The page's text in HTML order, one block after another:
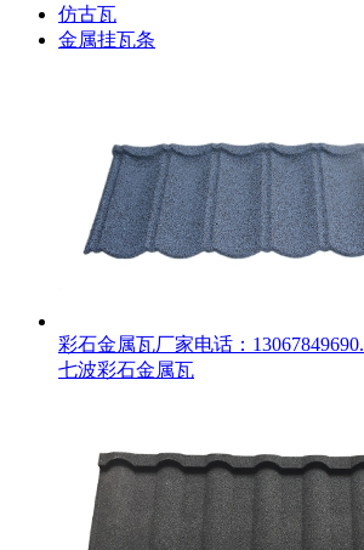
仿古瓦
金属挂瓦条
彩石金属瓦厂家电话：13067849690.
七波彩石金属瓦